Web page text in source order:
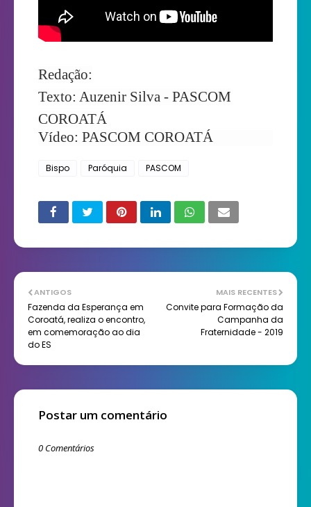
Redação:
Texto: Auzenir Silva - PASCOM
COROATÁ
Vídeo: PASCOM COROATÁ
Bispo Paróquia PASCOM
MAIS RECENTES
Convite para Formação da
Campanha da
Fraternidade - 2019
ANTIGOS
Fazenda da Esperança em
Coroatá, realiza o encontro,
em comemoração ao dia
do ES
Postar um comentário
0 Comentários